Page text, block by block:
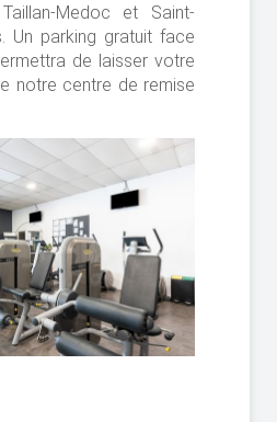
Medoc et Saint-
. Un parking gratuit face
de laisser votre
notre centre de remise